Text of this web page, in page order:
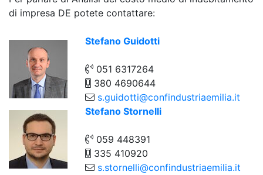
di impresa DE potete contattare:
Stefano Guidotti
051 6317264
380 4690644
s.guidotti@confindustriaemilia.it
Stefano Stornelli
059 448391
335 410920
s.stornelli@confindustriaemilia.it